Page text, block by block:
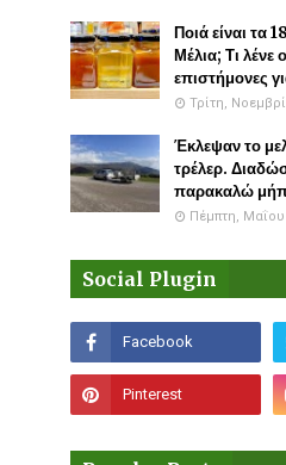
Ποιά είναι τα
Μέλια; Τι λένε
επιστήμονες
Τρίτη,
Έκλεψαν το
τρέλερ.
παρακαλώ
Πέμπτη, Μαΐου
Social Plugin